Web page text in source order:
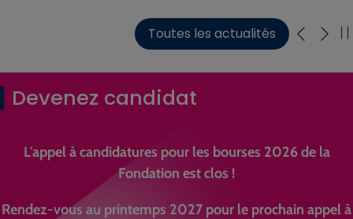
Toutes les actualités
Devenez candidat
L'appel à candidatures pour les bourses 2026 de la
Fondation est clos !
Rendez-vous au printemps 2027 pour le prochain appel à